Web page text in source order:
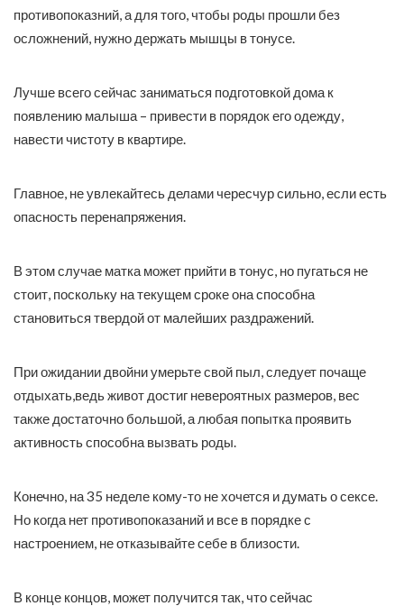
противопоказний, а для того, чтобы роды прошли без
осложнений, нужно держать мышцы в тонусе.
Лучше всего сейчас заниматься подготовкой дома к
появлению малыша – привести в порядок его одежду,
навести чистоту в квартире.
Главное, не увлекайтесь делами чересчур сильно, если есть
опасность перенапряжения.
В этом случае матка может прийти в тонус, но пугаться не
стоит, поскольку на текущем сроке она способна
становиться твердой от малейших раздражений.
При ожидании двойни умерьте свой пыл, следует почаще
отдыхать,ведь живот достиг невероятных размеров, вес
также достаточно большой, а любая попытка проявить
активность способна вызвать роды.
Конечно, на 35 неделе кому-то не хочется и думать о сексе.
Но когда нет противопоказаний и все в порядке с
настроением, не отказывайте себе в близости.
В конце концов, может получится так, что сейчас